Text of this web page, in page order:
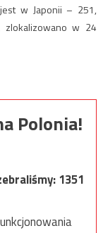
w Japonii – 251,
zlokalizowano w 24
Polonia!
1351